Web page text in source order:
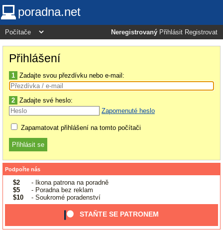
poradna.net
Neregistrovaný Přihlásit Registrovat
Přihlášení
1 Zadajte svou přezdívku nebo e-mail:
2 Zadajte své heslo:
Zapomenuté heslo
Zapamatovat přihlášení na tomto počítači
Podpořte nás
$2
- Ikona patrona na poradně
$5
- Poradna bez reklam
$10
- Soukromé poradenství
STAŇTE SE PATRONEM